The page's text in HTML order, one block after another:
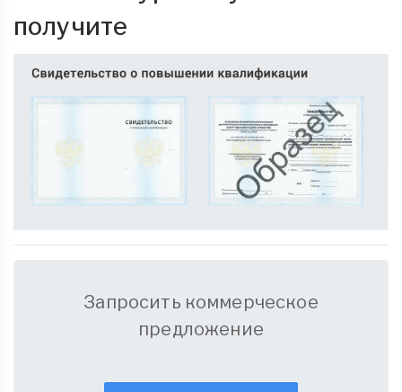
получите
Запросить коммерческое
предложение